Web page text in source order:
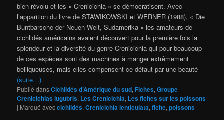
bien révolu et les « Crenicichla » se démocratisent. Avec
l’apparition du livre de STAWIKOWSKI et WERNER (1988), « Die
Buntbarsche der Neuen Welt, Sudamerika » les amateurs de
cichlidés américains avaient découvert pour la première fois la
splendeur et la diversité du genre Crenicichla qui pour beaucoup
de ces espèces sont des machines à manger extrêmement
belliqueuses, mais elles compensent ce défaut par une beauté
(suite…)
Publié dansCichlidés d’Amérique du sud,Fiches,Groupe
Crenicichlas lugubris, Les Crenicichla, Les fiches sur les poissons
| Marqué aveccichlidés,Crenicichla lenticulata,fiche,poissons